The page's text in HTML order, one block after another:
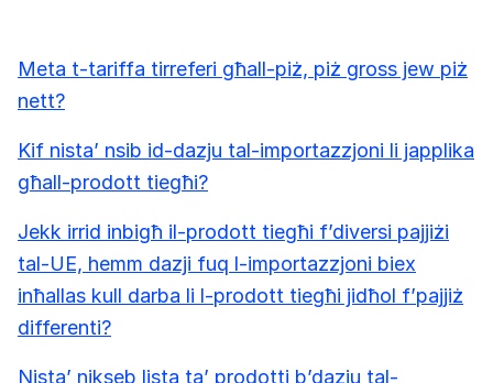
Meta t-tariffa tirreferi għall-piż, piż gross jew piż
nett?
Kif nista’ nsib id-dazju tal-importazzjoni li japplika
għall-prodott tiegħi?
Jekk irrid inbigħ il-prodott tiegħi f’diversi pajjiżi
tal-UE, hemm dazji fuq l-importazzjoni biex
inħallas kull darba li l-prodott tiegħi jidħol f’pajjiż
differenti?
Nista’ nikseb lista ta’ prodotti b’dazju tal-